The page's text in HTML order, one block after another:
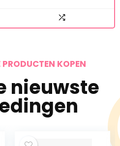
PRODUCTEN KOPEN
nieuwste